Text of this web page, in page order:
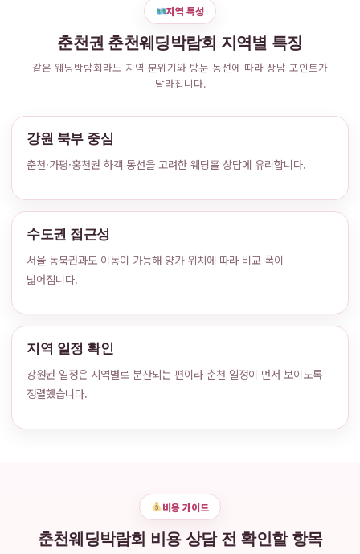
지역 특성
춘천권 춘천웨딩박람회 지역별 특징
같은 웨딩박람회라도 지역 분위기와 방문 동선에 따라 상담 포인트가
달라집니다.
강원 북부 중심
춘천·가평·홍천권 하객 동선을 고려한 웨딩홀 상담에 유리합니다.
수도권 접근성
서울 동북권과도 이동이 가능해 양가 위치에 따라 비교 폭이
넓어집니다.
지역 일정 확인
강원권 일정은 지역별로 분산되는 편이라 춘천 일정이 먼저 보이도록
정렬했습니다.
비용 가이드
춘천웨딩박람회 비용 상담 전 확인할 항목